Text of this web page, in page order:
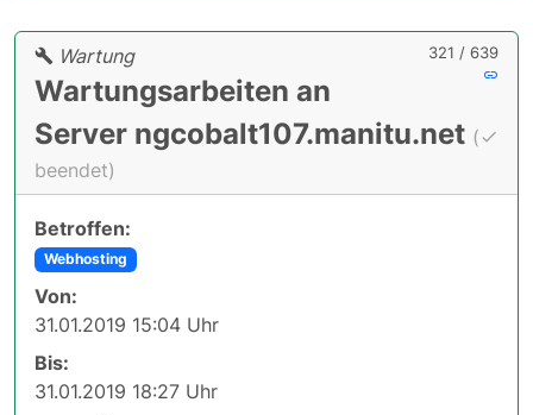
321 / 639
Wartung
Wartungsarbeiten an
Server ngcobalt107.manitu.net (
beendet)
Betroffen:
Webhosting
Von:
31.01.2019 15:04 Uhr
Bis:
31.01.2019 18:27 Uhr